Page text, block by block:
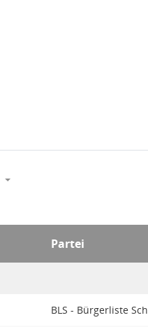
Partei
BLS - Bürgerliste